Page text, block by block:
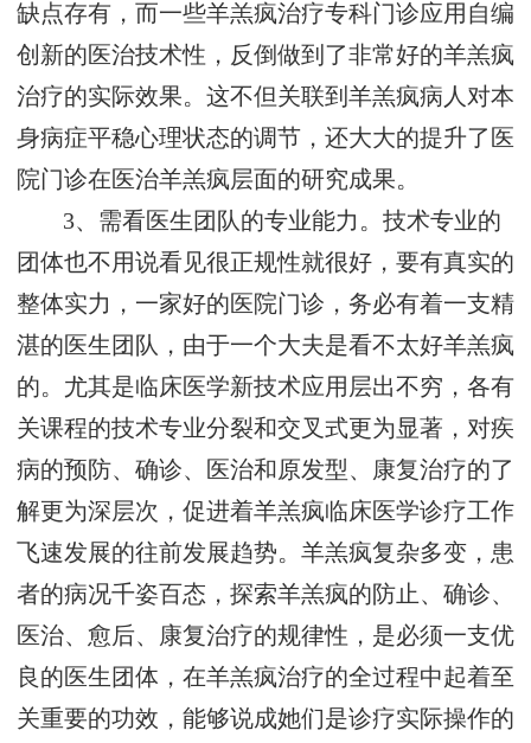
缺点存有，而一些羊羔疯治疗专科门诊应用自编
创新的医治技术性，反倒做到了非常好的羊羔疯
治疗的实际效果。这不但关联到羊羔疯病人对本
身病症平稳心理状态的调节，还大大的提升了医
院门诊在医治羊羔疯层面的研究成果。
3、需看医生团队的专业能力。技术专业的
团体也不用说看见很正规性就很好，要有真实的
整体实力，一家好的医院门诊，务必有着一支精
湛的医生团队，由于一个大夫是看不太好羊羔疯
的。尤其是临床医学新技术应用层出不穷，各有
关课程的技术专业分裂和交叉式更为显著，对疾
病的预防、确诊、医治和原发型、康复治疗的了
解更为深层次，促进着羊羔疯临床医学诊疗工作
飞速发展的往前发展趋势。羊羔疯复杂多变，患
者的病况千姿百态，探索羊羔疯的防止、确诊、
医治、愈后、康复治疗的规律性，是必须一支优
良的医生团体，在羊羔疯治疗的全过程中起着至
关重要的功效，能够说成她们是诊疗实际操作的